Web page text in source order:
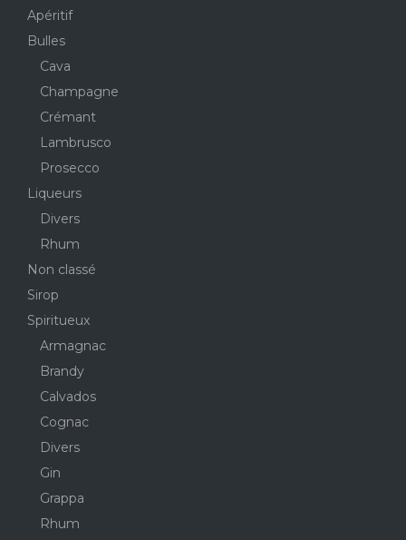
Apéritif
Bulles
Cava
Champagne
Crémant
Lambrusco
Prosecco
Liqueurs
Divers
Rhum
Non classé
Sirop
Spiritueux
Armagnac
Brandy
Calvados
Cognac
Divers
Gin
Grappa
Rhum